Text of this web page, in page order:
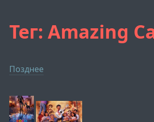
Тег: Amazing
Позднее